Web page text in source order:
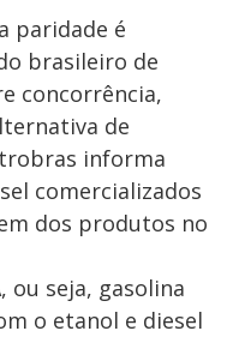
paridade é
brasileiro de
concorrência,
de
informa
comercializados
dos produtos no
ou seja, gasolina
o etanol e diesel